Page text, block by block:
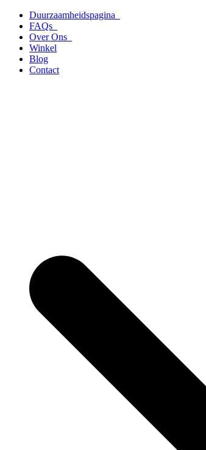
naar
inhoud
Duurzaamheidspagina
FAQs
Over Ons
Winkel
Blog
Contact